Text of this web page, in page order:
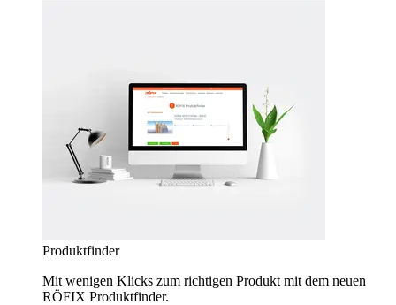
Produktfinder
Mit wenigen Klicks zum richtigen Produkt mit dem neuen
RÖFIX Produktfinder.